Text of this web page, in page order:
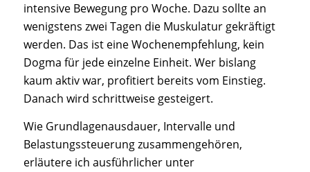
intensive Bewegung pro Woche. Dazu sollte an
wenigstens zwei Tagen die Muskulatur gekräftigt
werden. Das ist eine Wochenempfehlung, kein
Dogma für jede einzelne Einheit. Wer bislang
kaum aktiv war, profitiert bereits vom Einstieg.
Danach wird schrittweise gesteigert.
Wie Grundlagenausdauer, Intervalle und
Belastungssteuerung zusammengehören,
erläutere ich ausführlicher unter